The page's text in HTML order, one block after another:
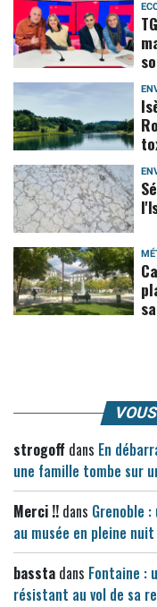
strogoff dans En
une famille tombe sur
Merci !! dans Grenoble
au musée en pleine nuit
bassta dans Fontaine :
résistant au vol de sa